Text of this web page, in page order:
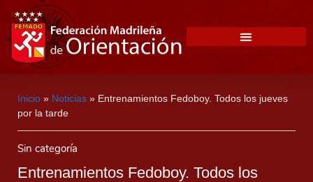
Inicio » Noticias » Entrenamientos Fedoboy. Todos los jueves
por la tarde
Sin categoría
Entrenamientos Fedoboy. Todos los